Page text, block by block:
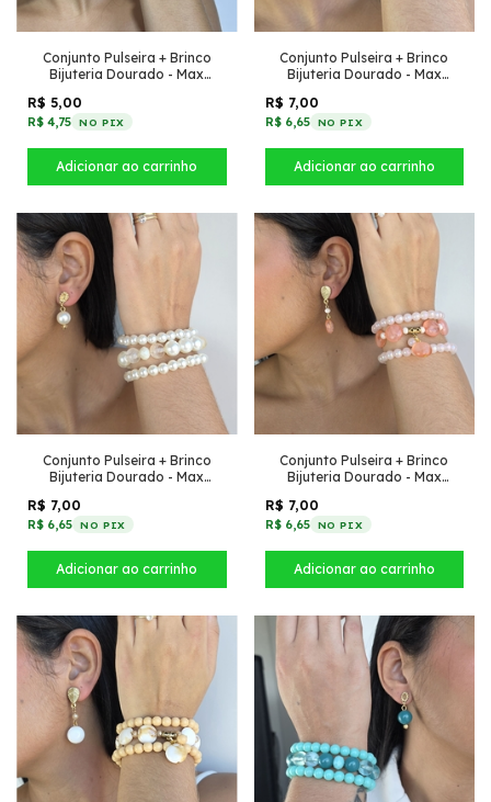
Conjunto Pulseira + Brinco
Bijuteria Dourado - Max
R$ 5,00
R$ 4,75 NO PIX
Conjunto Pulseira + Brinco
Bijuteria Dourado - Max
R$ 7,00
R$ 6,65 NO PIX
Conjunto Pulseira + Brinco
Bijuteria Dourado - Max
R$ 7,00
R$ 6,65 NO PIX
Conjunto Pulseira + Brinco
Bijuteria Dourado - Max
R$ 7,00
R$ 6,65 NO PIX